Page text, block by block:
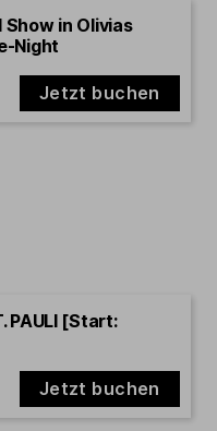
Show in Olivias
Night
Jetzt buchen
PAULI [Start:
Jetzt buchen